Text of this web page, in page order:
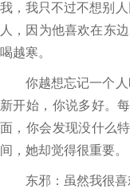
我，我只不过不想别
人，因为他喜欢在东
喝越寒。
你越想忘记一个人
新开始，你说多好。
面，你会发现没什么
间，她却觉得很重要。
东邪：虽然我很喜